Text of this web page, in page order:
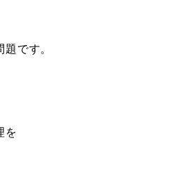
題です。
を